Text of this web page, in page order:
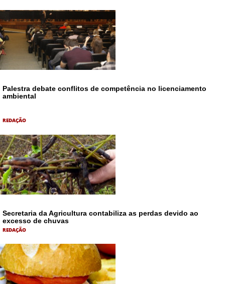
Palestra debate conflitos de competência no licenciamento
ambiental
REDAÇÃO
Secretaria da Agricultura contabiliza as perdas devido ao
excesso de chuvas
REDAÇÃO